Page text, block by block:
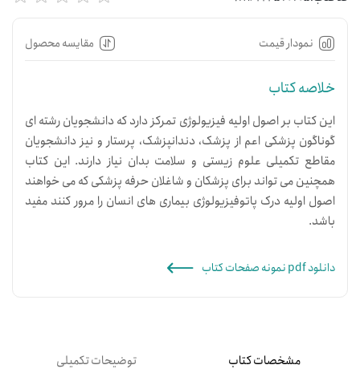
نمودار قیمت مقایسه محصول
خلاصه کتاب
این کتاب بر اصول اولیه فیزیولوژی تمرکز دارد که دانشجویان رشته ای
گوناگون پزشکی اعم از پزشک، دندانپزشک، پرستار و نیز دانشجویان
مقاطع تکمیلی علوم زیستی و سلامت بدان نیاز دارند. این کتاب
همچنین می تواند برای پزشکان و شاغلان حرفه پزشکی که می خواهند
اصول اولیه درک پاتوفیزیولوژی بیماری های انسان را مرور کنند مفید
باشد.
دانلود pdf نمونه صفحات کتاب
مشخصات کتاب توضیحات تکمیلی